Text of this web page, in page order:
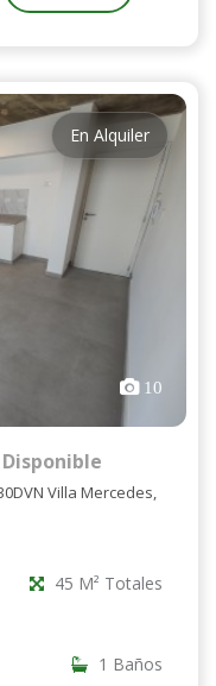
En Alquiler
10
Villa Mercedes,
45 M² Totales
1 Baños